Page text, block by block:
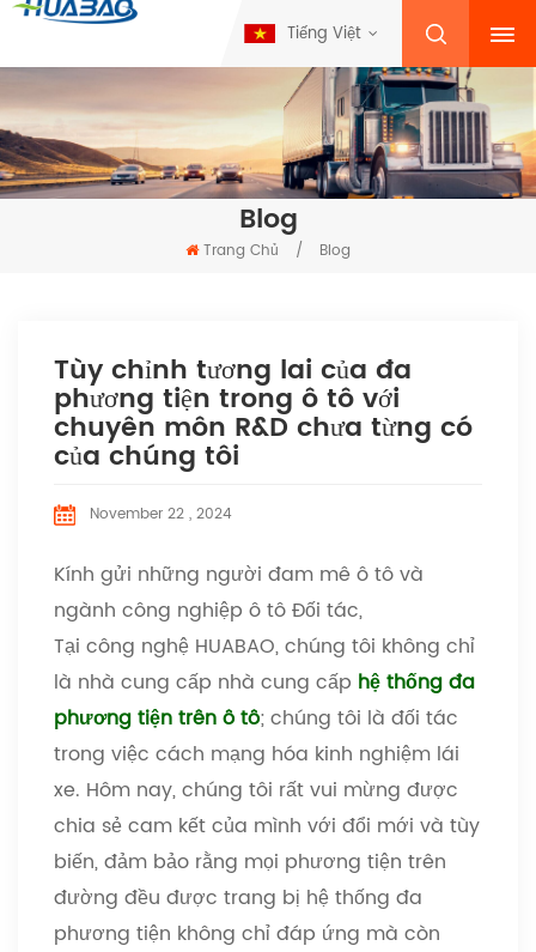
Tiếng Việt
Blog
Trang Chủ / Blog
Tùy chỉnh tương lai của đa
phương tiện trong ô tô với
chuyên môn R&D chưa từng có
của chúng tôi
November 22 , 2024
Kính gửi những người đam mê ô tô và
ngành công nghiệp ô tô Đối tác,
Tại công nghệ HUABAO, chúng tôi không chỉ
là nhà cung cấp nhà cung cấp hệ thống đa
phương tiện trên ô tô; chúng tôi là đối tác
trong việc cách mạng hóa kinh nghiệm lái
xe. Hôm nay, chúng tôi rất vui mừng được
chia sẻ cam kết của mình với đổi mới và tùy
biến, đảm bảo rằng mọi phương tiện trên
đường đều được trang bị hệ thống đa
phương tiện không chỉ đáp ứng mà còn